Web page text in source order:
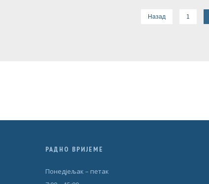
Назад 1
РАДНО ВРИЈЕМЕ
Понедjељак – петак